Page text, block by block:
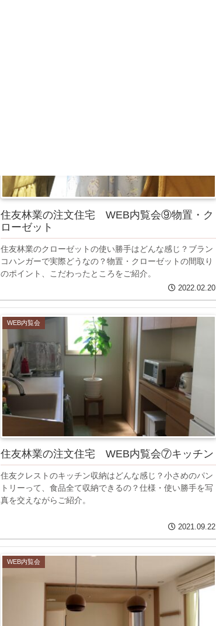
住友林業の注文住宅 WEB内覧会⑨物置・ク
ローゼット
住友林業のクローゼットの使い勝手はどんな感じ？ブラン
コハンガーで実際どうなの？物置・クローゼットの間取り
のポイント、こだわったところをご紹介。
2022.02.20
WEB内覧会
住友林業の注文住宅 WEB内覧会⑦キッチン
住友クレストのキッチン収納はどんな感じ？小さめのパン
トリーって、食品全て収納できるの？仕様・使い勝手を写
真を交えながらご紹介。
2021.09.22
WEB内覧会